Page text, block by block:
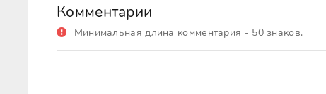
Комментарии
Минимальная длина комментария - 50 знаков.